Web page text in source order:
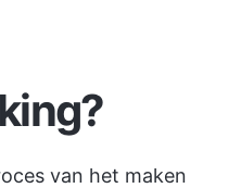
van het maken